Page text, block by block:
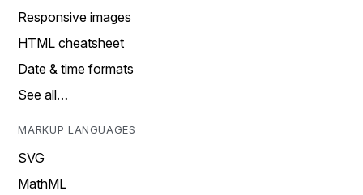
Responsive images
HTML cheatsheet
Date & time formats
See all…
MARKUP LANGUAGES
SVG
MathML